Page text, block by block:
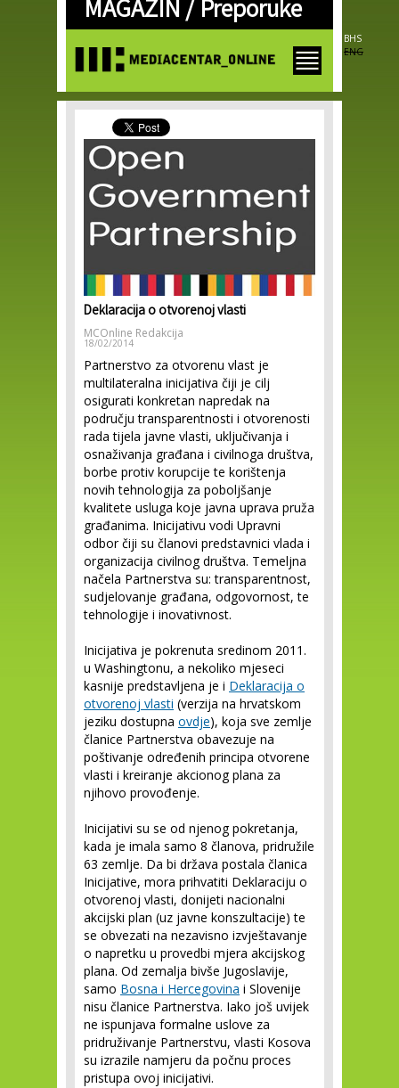
Skip to
main
MAGAZIN /Preporuke
BHS
ENG
Deklaracija o otvorenoj vlasti
MCOnline Redakcija
18/02/2014
Partnerstvo za otvorenu vlast je
multilateralna inicijativa čiji je cilj
osigurati konkretan napredak na
području transparentnosti i otvorenosti
rada tijela javne vlasti, uključivanja i
osnaživanja građana i civilnoga društva,
borbe protiv korupcije te korištenja
novih tehnologija za poboljšanje
kvalitete usluga koje javna uprava pruža
građanima. Inicijativu vodi Upravni
odbor čiji su članovi predstavnici vlada i
organizacija civilnog društva. Temeljna
načela Partnerstva su: transparentnost,
sudjelovanje građana, odgovornost, te
tehnologije i inovativnost.
Inicijativa je pokrenuta sredinom 2011.
u Washingtonu, a nekoliko mjeseci
kasnije predstavljena je i Deklaracija o
otvorenoj vlasti (verzija na hrvatskom
jeziku dostupna ovdje), koja sve zemlje
članice Partnerstva obavezuje na
poštivanje određenih principa otvorene
vlasti i kreiranje akcionog plana za
njihovo provođenje.
Inicijativi su se od njenog pokretanja,
kada je imala samo 8 članova, pridružile
63 zemlje. Da bi država postala članica
Inicijative, mora prihvatiti Deklaraciju o
otvorenoj vlasti, donijeti nacionalni
akcijski plan (uz javne konszultacije) te
se obvezati na nezavisno izvještavanje
o napretku u provedbi mjera akcijskog
plana. Od zemalja bivše Jugoslavije,
samo Bosna i Hercegovina i Slovenije
nisu članice Partnerstva. Iako još uvijek
ne ispunjava formalne uslove za
pridruživanje Partnerstvu, vlasti Kosova
su izrazile namjeru da počnu proces
pristupa ovoj inicijativi.